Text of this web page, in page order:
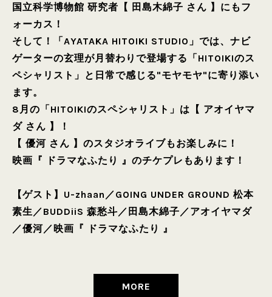
国立科学博物館 研究者【 田島木綿子 さん 】にもフ
ォーカス！
そして！「AYATAKA HITOIKI STUDIO」では、ナビ
ゲーターの玄理が月替わりで登場する「HITOIKIのス
ペシャリスト」と日常で感じる"モヤモヤ"に寄り添い
ます。
8月の「HITOIKIのスペシャリスト」は【 アオイヤマ
ダ さん 】！
【 優河 さん 】のスタジオライブもお楽しみに！
映画『 ドラマなふたり 』のチケプレもあります！
【ゲスト】 U-zhaan ／GOING UNDER GROUND 松本
素生／BUDDiiS 森愁斗／ 田島木綿子／アオイヤマダ
／優河／映画『 ドラマなふたり 』
MORE